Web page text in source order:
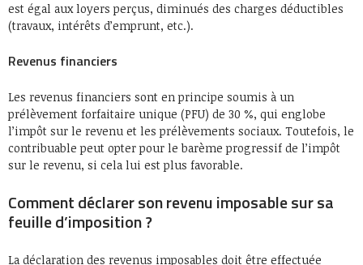
est égal aux loyers perçus, diminués des charges déductibles
(travaux, intérêts d’emprunt, etc.).
Revenus financiers
Les revenus financiers sont en principe soumis à un
prélèvement forfaitaire unique (PFU) de 30 %, qui englobe
l’impôt sur le revenu et les prélèvements sociaux. Toutefois, le
contribuable peut opter pour le barème progressif de l’impôt
sur le revenu, si cela lui est plus favorable.
Comment déclarer son revenu imposable sur sa
feuille d’imposition ?
La déclaration des revenus imposables doit être effectuée